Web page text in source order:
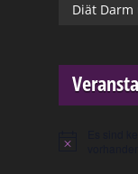
Diät Darm
Hinweis